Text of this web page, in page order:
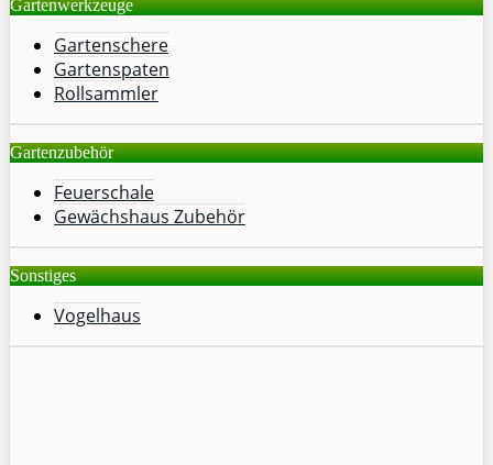
Gartenwerkzeuge
Gartenschere
Gartenspaten
Rollsammler
Gartenzubehör
Feuerschale
Gewächshaus Zubehör
Sonstiges
Vogelhaus